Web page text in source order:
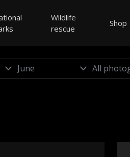
Wildlife
rescue
Shop